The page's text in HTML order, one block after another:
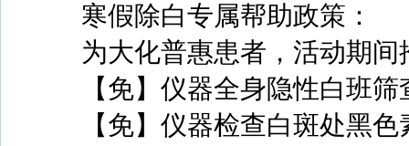
寒假除白专属帮助政策：
为大化普惠患者，活动期间
【免】仪器全身隐性白班筛
【免】仪器检查白斑处黑色